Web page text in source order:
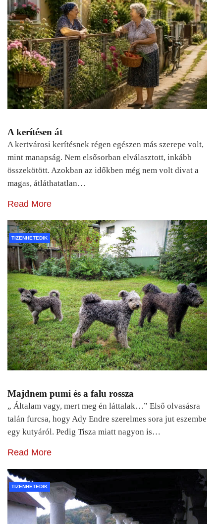
A kerítésen át
A kertvárosi kerítésnek régen egészen más szerepe volt,
mint manapság. Nem elsősorban elválasztott, inkább
összekötött. Azokban az időkben még nem volt divat a
magas, átláthatatlan…
Read More
TIZENHETEDIK
Majdnem pumi és a falu rossza
„ Általam vagy, mert meg én láttalak…” Első olvasásra
talán furcsa, hogy Ady Endre szerelmes sora jut eszembe
egy kutyáról. Pedig Tisza miatt nagyon is…
Read More
TIZENHETEDIK